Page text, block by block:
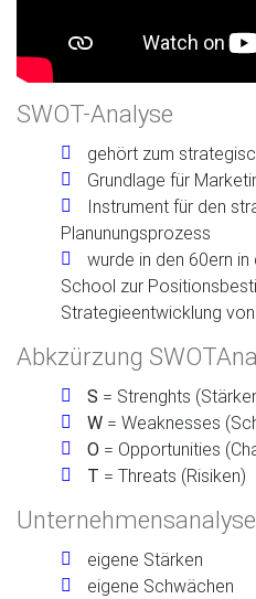
SWOT-Analyse
gehört zum
Grundlage für
Instrument für den
Planunungsprozess
wurde in den 60ern
School zur
Strategieentwicklung
Abkzürzung
S = Strenghts
W = Weaknesses
O = Opportunities
T = Threats (Risiken)
eigene Stärken
eigene Schwächen